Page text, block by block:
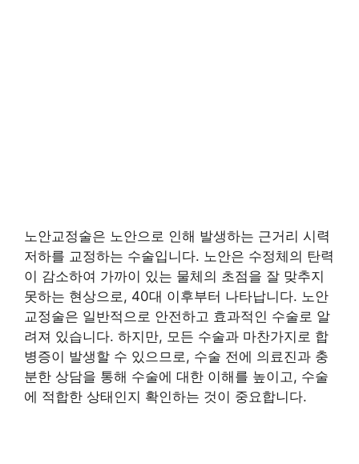
노안교정술은 노안으로 인해 발생하는 근거리 시력
저하를 교정하는 수술입니다. 노안은 수정체의 탄력
이 감소하여 가까이 있는 물체의 초점을 잘 맞추지
못하는 현상으로, 40대 이후부터 나타납니다. 노안
교정술은 일반적으로 안전하고 효과적인 수술로 알
려져 있습니다. 하지만, 모든 수술과 마찬가지로 합
병증이 발생할 수 있으므로, 수술 전에 의료진과 충
분한 상담을 통해 수술에 대한 이해를 높이고, 수술
에 적합한 상태인지 확인하는 것이 중요합니다.